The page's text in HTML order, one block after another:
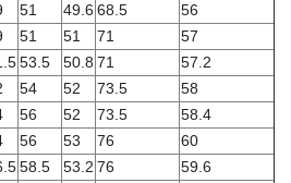
51 49.6 68.5
56
51 51 71
57
53.5 50.8 71
57.2
54 52 73.5
58
56 52 73.5
58.4
56 53 76
60
58.5 53.2 76
59.6